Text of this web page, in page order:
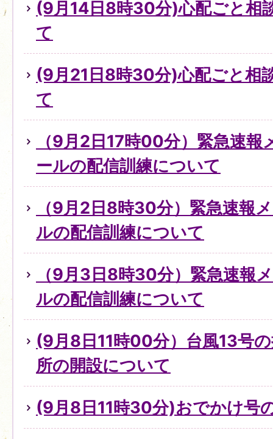
(9月14日8時30分)心配ごと相
て
(9月21日8時30分)心配ごと相
て
（9月2日17時00分）緊急速
ールの配信訓練について
（9月2日8時30分）緊急速報
ルの配信訓練について
（9月3日8時30分）緊急速報
ルの配信訓練について
(9月8日11時00分）台風13号
所の開設について
(9月8日11時30分)おでかけ号